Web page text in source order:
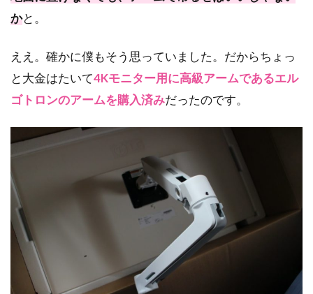
かと。
ええ。確かに僕もそう思っていました。だからちょっ
と大金はたいて4Kモニター用に高級アームであるエル
ゴトロンのアームを購入済みだったのです。